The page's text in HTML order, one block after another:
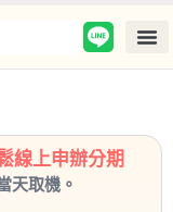
線上申辦分期
天取機。